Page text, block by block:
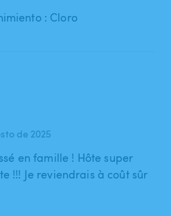
: Cloro
de 2025
en famille ! Hôte super
!!! Je reviendrais à coût sûr